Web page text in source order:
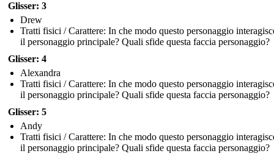
Glisser: 3
Drew
Tratti fisici / Carattere: In che modo questo personaggio
il personaggio principale? Quali sfide questa faccia personaggio?
Glisser: 4
Alexandra
Tratti fisici / Carattere: In che modo questo personaggio
il personaggio principale? Quali sfide questa faccia personaggio?
Glisser: 5
Andy
Tratti fisici / Carattere: In che modo questo personaggio
il personaggio principale? Quali sfide questa faccia personaggio?